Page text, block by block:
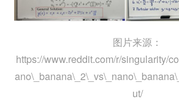
图片来源：
https://www.reddit.com/r/singularity/
ut/